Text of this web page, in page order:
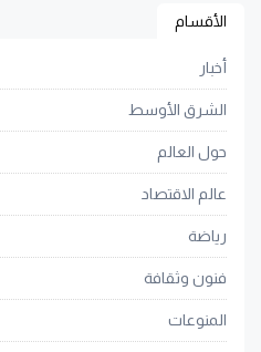
الأقسام
أخبار
الشرق الأوسط
حول العالم
عالم الاقتصاد
رياضة
فنون وثقافة
المنوعات